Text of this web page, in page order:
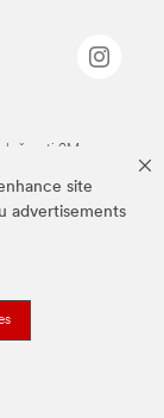
site
advertisements
3M.